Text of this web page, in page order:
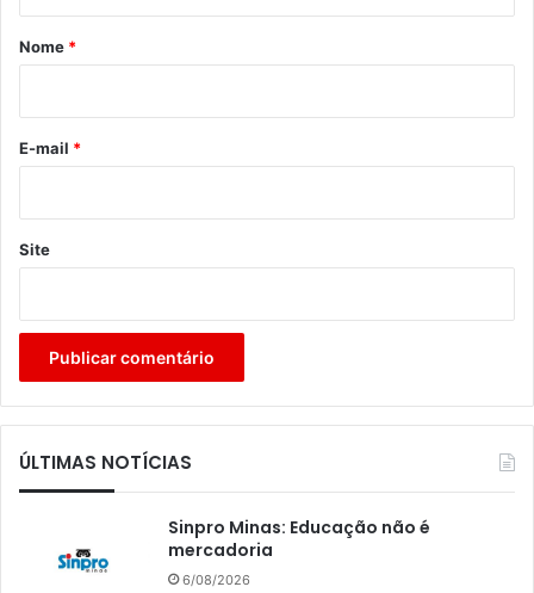
r
*
Nome *
E-mail *
Site
ÚLTIMAS NOTÍCIAS
Sinpro Minas: Educação não é
mercadoria
6/08/2026